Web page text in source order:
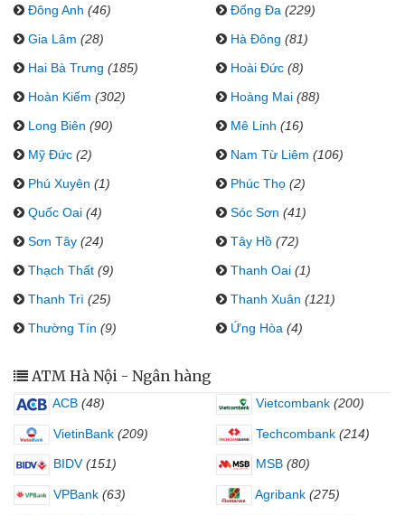
Đông Anh (46) Đống Đa (229)
Gia Lâm (28) Hà Đông (81)
Hai Bà Trưng (185) Hoài Đức (8)
Hoàn Kiếm (302) Hoàng Mai (88)
Long Biên (90) Mê Linh (16)
Mỹ Đức (2) Nam Từ Liêm (106)
Phú Xuyên (1) Phúc Thọ (2)
Quốc Oai (4) Sóc Sơn (41)
Sơn Tây (24) Tây Hồ (72)
Thạch Thất (9) Thanh Oai (1)
Thanh Trì (25) Thanh Xuân (121)
Thường Tín (9) Ứng Hòa (4)
ATM Hà Nội - Ngân hàng
ACB (48) Vietcombank (200)
VietinBank (209) Techcombank (214)
BIDV (151) MSB (80)
VPBank (63) Agribank (275)